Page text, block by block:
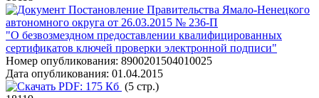
Постановление Правительства Ямало-Ненецкого
автономного округа от 26.03.2015 № 236-П
"О безвозмездном предоставлении квалифицированных
сертификатов ключей проверки электронной подписи"
Номер опубликования: 8900201504010025
Дата опубликования: 01.04.2015
PDF: 175 Кб (5 стр.)